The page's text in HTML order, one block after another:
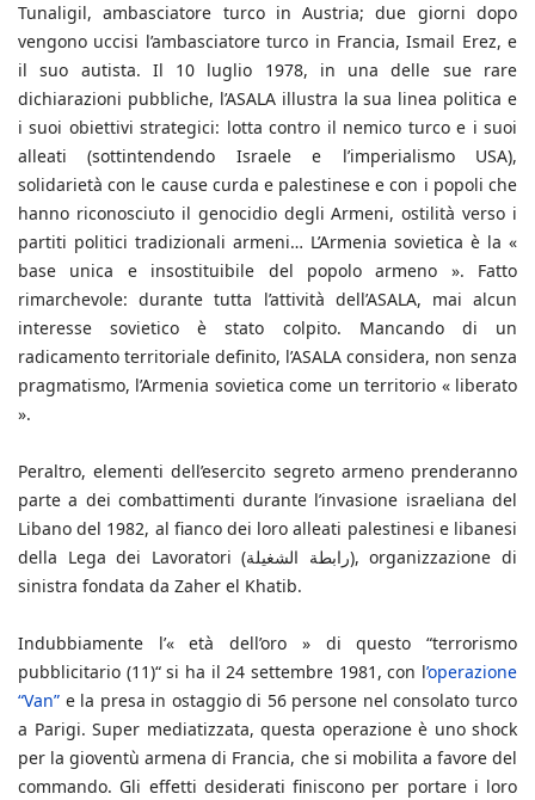
Tunaligil, ambasciatore turco in Austria; due giorni dopo
vengono uccisi l’ambasciatore turco in Francia, Ismail Erez, e
il suo autista. Il 10 luglio 1978, in una delle sue rare
dichiarazioni pubbliche, l’ASALA illustra la sua linea politica e
i suoi obiettivi strategici: lotta contro il nemico turco e i suoi
alleati (sottintendendo Israele e l’imperialismo USA),
solidarietà con le cause curda e palestinese e con i popoli che
hanno riconosciuto il genocidio degli Armeni, ostilità verso i
partiti politici tradizionali armeni… L’Armenia sovietica è la «
base unica e insostituibile del popolo armeno ». Fatto
rimarchevole: durante tutta l’attività dell’ASALA, mai alcun
interesse sovietico è stato colpito. Mancando di un
radicamento territoriale definito, l’ASALA considera, non senza
pragmatismo, l’Armenia sovietica come un territorio « liberato
».
Peraltro, elementi dell’esercito segreto armeno prenderanno
parte a dei combattimenti durante l’invasione israeliana del
Libano del 1982, al fianco dei loro alleati palestinesi e libanesi
della Lega dei Lavoratori (رابطة الشغيلة), organizzazione di
sinistra fondata da Zaher el Khatib.
Indubbiamente l’« età dell’oro » di questo “terrorismo
pubblicitario (11)“ si ha il 24 settembre 1981, con l’operazione
“Van” e la presa in ostaggio di 56 persone nel consolato turco
a Parigi. Super mediatizzata, questa operazione è uno shock
per la gioventù armena di Francia, che si mobilita a favore del
commando. Gli effetti desiderati finiscono per portare i loro